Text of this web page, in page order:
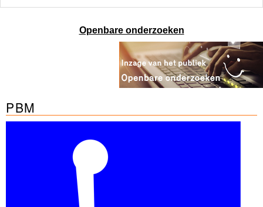
Openbare onderzoeken
PBM